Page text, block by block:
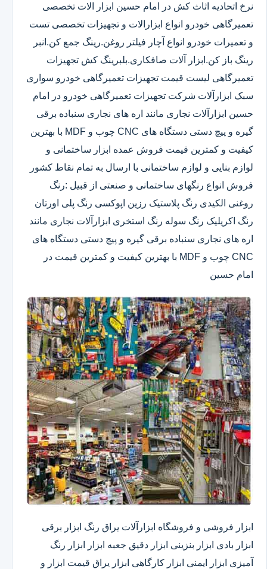
نرخ اتحادیه اثاث کش در امام حسین ابزار الات تخصصی
تعمیرگاهی خودرو انواع ابزارالات و تجهیزات تخصصی تست
و تعمیرات خودرو انواع آچار فیلتر روغن.رینگ جمع کن.انبر
رینگ باز کن.ابزار آلات صافکاری.بلبرینگ کش تجهیزات
تعمیرگاهی لیست قیمت تجهیزات تعمیرگاهی خودرو سواری
سبک ابزارآلات شرکت تجهیزات تعمیرگاهی خودرو در امام
حسین ابزارآلات نجاری مانند اره های نجاری سنباده برقی
گیره و پیچ دستی دستگاه های CNC چوب و MDF با بهترین
کیفیت و کمترین قیمت فروش عمده ابزار ساختمانی و
لوازم بنایی و لوازم ساختمانی با ارسال به تمام نقاط کشور
فروش انواع رنگهای ساختمانی و صنعتی از قبیل :رنگ
روغنی الکیدی رنگ پلاستیک رزین اپوکسی رنگ پلی اورتان
رنگ اکریلیک رنگ سوله رنگ استخری ابزارآلات نجاری مانند
اره های نجاری سنباده برقی گیره و پیچ دستی دستگاه های
CNC چوب و MDF با بهترین کیفیت و کمترین قیمت در
امام حسین
ابزار فروشی و فروشگاه ابزارآلات یراق رنگ ابزار برقی
ابزار بادی ابزار بنزینی ابزار دقیق​ جعبه ابزار ابزار رنگ
آمیزی ابزار ایمنی ابزار کارگاهی ابزار یراق قیمت ابزار و